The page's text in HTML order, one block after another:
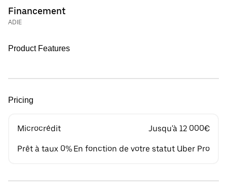
Financement
ADIE
Product Features
Pricing
Microcrédit Jusqu'à 12 000€
Prêt à taux 0% En fonction de votre statut Uber Pro